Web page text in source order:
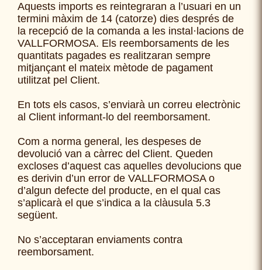
Aquests imports es reintegraran a l’usuari en un
termini màxim de 14 (catorze) dies després de
la recepció de la comanda a les instal·lacions de
VALLFORMOSA. Els reemborsaments de les
quantitats pagades es realitzaran sempre
mitjançant el mateix mètode de pagament
utilitzat pel Client.
En tots els casos, s’enviarà un correu electrònic
al Client informant-lo del reemborsament.
Com a norma general, les despeses de
devolució van a càrrec del Client. Queden
excloses d’aquest cas aquelles devolucions que
es derivin d’un error de VALLFORMOSA o
d’algun defecte del producte, en el qual cas
s’aplicarà el que s’indica a la clàusula 5.3
següent.
No s’acceptaran enviaments contra
reemborsament.